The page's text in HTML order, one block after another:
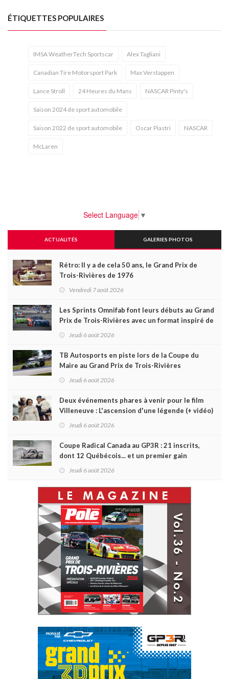
ÉTIQUETTES POPULAIRES
IMSA WeatherTech Sportscar Alex Tagliani
Canadian Tire Motorsport Park Max Verstappen
Lance Stroll 24 Heures du Mans NASCAR Pinty's
Saison 2024 de sport automobile
Saison 2022 de sport automobile Oscar Piastri NASCAR
McLaren
Select Language ▼
ACTUALITÉS GALERIES PHOTOS
Rétro: Il y a de cela 50 ans, le Grand Prix de
Trois-Rivières de 1976
Vendredi 7 août 2026
Les Sprints Omnifab font leurs débuts au Grand
Prix de Trois-Rivières avec un format inspiré de
Jeudi 6 août 2026
TB Autosports en piste lors de la Coupe du
Maire au Grand Prix de Trois-Rivières
Jeudi 6 août 2026
Deux événements phares à venir pour le film
Villeneuve : L'ascension d'une légende (+ vidéo)
Jeudi 6 août 2026
Coupe Radical Canada au GP3R : 21 inscrits,
dont 12 Québécois... et un premier gain
Jeudi 6 août 2026